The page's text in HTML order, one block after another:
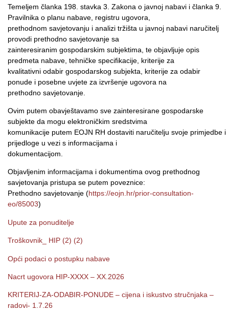
Temeljem članka 198. stavka 3. Zakona o javnoj nabavi i članka 9.
Pravilnika o planu nabave, registru ugovora,
prethodnom savjetovanju i analizi tržišta u javnoj nabavi naručitelj
provodi prethodno savjetovanje sa
zainteresiranim gospodarskim subjektima, te objavljuje opis
predmeta nabave, tehničke specifikacije, kriterije za
kvalitativni odabir gospodarskog subjekta, kriterije za odabir
ponude i posebne uvjete za izvršenje ugovora na
prethodno savjetovanje.
Ovim putem obavještavamo sve zainteresirane gospodarske
subjekte da mogu elektroničkim sredstvima
komunikacije putem EOJN RH dostaviti naručitelju svoje primjedbe i
prijedloge u vezi s informacijama i
dokumentacijom.
Objavljenim informacijama i dokumentima ovog prethodnog
savjetovanja pristupa se putem poveznice:
Prethodno savjetovanje (https://eojn.hr/prior-consultation-
eo/85003)
Upute za ponuditelje
Troškovnik_ HIP (2) (2)
Opći podaci o postupku nabave
Nacrt ugovora HIP-XXXX – XX.2026
KRITERIJ-ZA-ODABIR-PONUDE – cijena i iskustvo stručnjaka –
radovi- 1.7.26